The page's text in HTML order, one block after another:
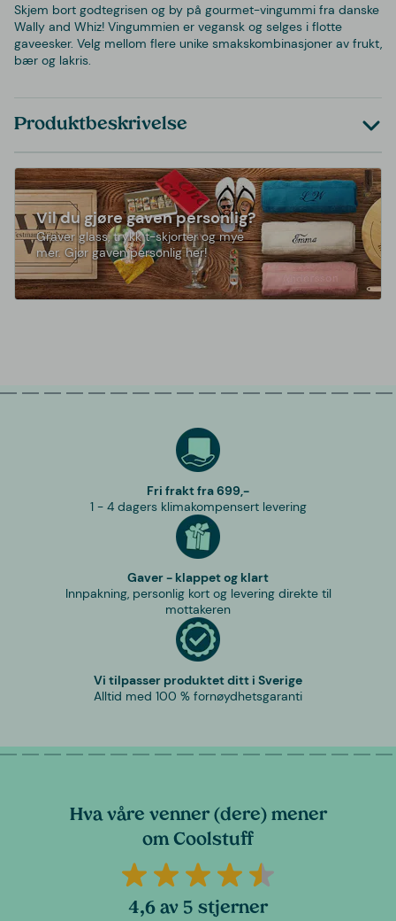
Skjem bort godtegrisen og by på gourmet-vingummi fra danske
Wally and Whiz! Vingummien er vegansk og selges i flotte
gaveesker. Velg mellom flere unike smakskombinasjoner av frukt,
bær og lakris.
Produktbeskrivelse
Vil du gjøre gaven personlig?
Graver glass, trykk t-skjorter og mye
mer. Gjør gaven personlig her!
Fri frakt fra 699,-
1 - 4 dagers klimakompensert levering
Gaver - klappet og klart
Innpakning, personlig kort og levering direkte til
mottakeren
Vi tilpasser produktet ditt i Sverige
Alltid med 100 % fornøydhetsgaranti
Hva våre venner (dere) mener
om Coolstuff
4,6 av 5 stjerner